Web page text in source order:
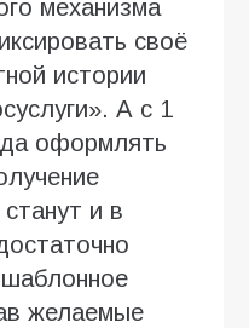
механизма
своё
истории
А с 1
оформлять
и в
желаемые